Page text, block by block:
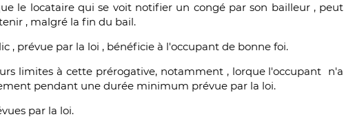
le locataire qui se voit notifier un congé par son bailleur , peut
, malgré la fin du bail.
, prévue par la loi , bénéficie à l'occupant de bonne foi.
limites à cette prérogative, notamment , lorque l'occupant n'a
pendant une durée minimum prévue par la loi.
par la loi.